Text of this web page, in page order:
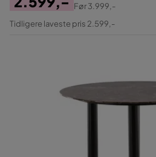
Pris
Original
Før3.999,-
Tidligere laveste pris 2.599,-